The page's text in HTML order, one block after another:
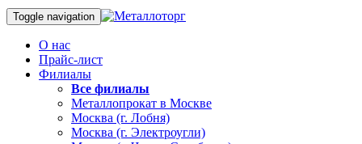
Toggle navigation
О нас
Прайс-лист
Филиалы
Все филиалы
Металлопрокат в Москве
Москва (г. Лобня)
Москва (г. Электроугли)